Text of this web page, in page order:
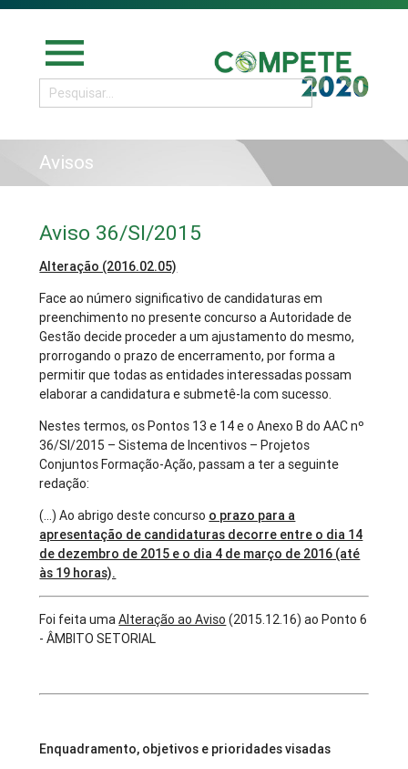
menu
Avisos
Aviso 36/SI/2015
Alteração (2016.02.05)
Face ao número significativo de candidaturas em
preenchimento no presente concurso a Autoridade de
Gestão decide proceder a um ajustamento do mesmo,
prorrogando o prazo de encerramento, por forma a
permitir que todas as entidades interessadas possam
elaborar a candidatura e submetê-la com sucesso.
Nestes termos, os Pontos 13 e 14 e o Anexo B do AAC nº
36/SI/2015 – Sistema de Incentivos – Projetos
Conjuntos Formação-Ação, passam a ter a seguinte
redação:
(...) Ao abrigo deste concurso o prazo para a
apresentação de candidaturas decorre entre o dia 14
de dezembro de 2015 e o dia 4 de março de 2016 (até
às 19 horas).
Foi feita umaAlteração ao Aviso (2015.12.16) ao Ponto 6
- ÂMBITO SETORIAL
Enquadramento, objetivos e prioridades visadas